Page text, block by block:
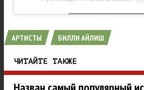
АРТИСТЫ БИЛЛИ АЙЛИШ
ЧИТАЙТЕ ТАКЖЕ